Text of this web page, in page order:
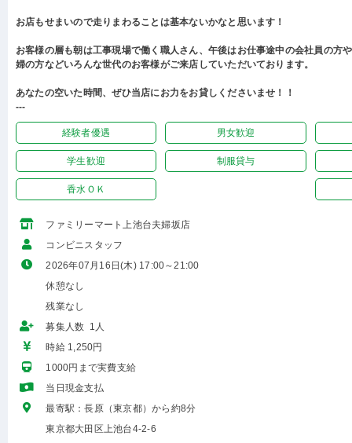
お店もせまいので走りまわることは基本ないかなと思います！
お客様の層も朝は工事現場で働く職人さん、午後はお仕事途中の会社員の方
婦の方などいろんな世代のお客様がご来店していただいております。
あなたの空いた時間、ぜひ当店にお力をお貸しくださいませ！！
---
経験者優遇 男女歓迎
学生歓迎 制服貸与
香水ＯＫ
ファミリーマート上池台夫婦坂店
コンビニスタッフ
2026年07月16日(木) 17:00～21:00
休憩なし
残業なし
募集人数 1人
時給 1,250円
1000円まで実費支給
当日現金支払
最寄駅：長原（東京都）から約8分
東京都大田区上池台4-2-6